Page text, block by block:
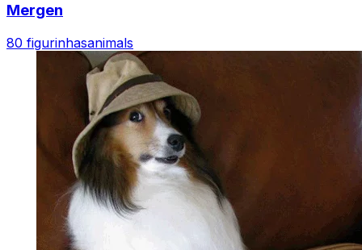
Mergen
80 figurinhasanimals